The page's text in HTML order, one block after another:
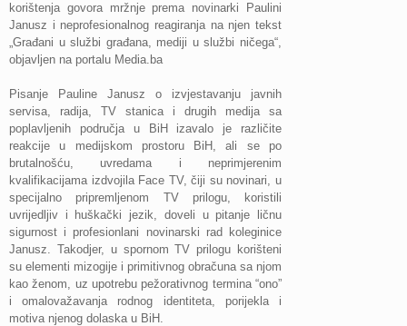
korištenja govora mržnje prema novinarki Paulini
Janusz i neprofesionalnog reagiranja na njen tekst
„Građani u službi građana, mediji u službi ničega“,
objavljen na portalu Media.ba
Pisanje Pauline Janusz o izvjestavanju javnih
servisa, radija, TV stanica i drugih medija sa
poplavljenih područja u BiH izavalo je različite
reakcije u medijskom prostoru BiH, ali se po
brutalnošću, uvredama i neprimjerenim
kvalifikacijama izdvojila Face TV, čiji su novinari, u
specijalno pripremljenom TV prilogu, koristili
uvrijedljiv i huškački jezik, doveli u pitanje ličnu
sigurnost i profesionlani novinarski rad koleginice
Janusz. Takodjer, u spornom TV prilogu korišteni
su elementi mizogije i primitivnog obračuna sa njom
kao ženom, uz upotrebu pežorativnog termina “ono”
i omalovažavanja rodnog identiteta, porijekla i
motiva njenog dolaska u BiH.